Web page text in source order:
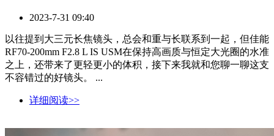
2023-7-31 09:40
以往提到大三元长焦镜头，总会和重与长联系到一起，但佳能
RF70-200mm F2.8 L IS USM在保持高画质与恒定大光圈的水准
之上，还带来了更轻更小的体积，接下来我就和您聊一聊这支
不容错过的好镜头。 ...
详细阅读>>